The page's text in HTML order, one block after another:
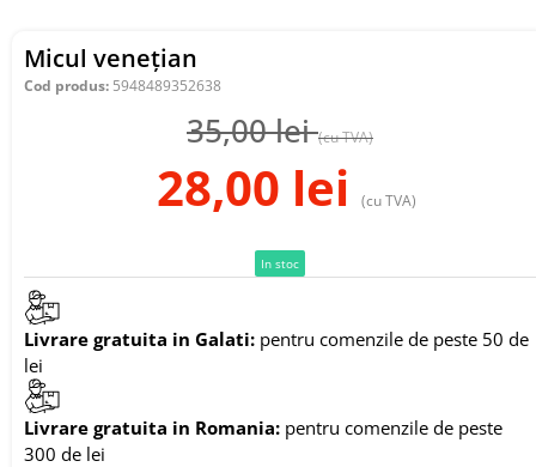
Micul venețian
Cod produs: 5948489352638
35,00lei (cu TVA)
28,00 lei (cu TVA)
In stoc
Livrare gratuita in Galati: pentru comenzile de peste 50 de
lei
Livrare gratuita in Romania: pentru comenzile de peste
300 de lei